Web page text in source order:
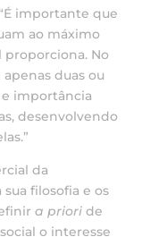
importante que
ao máximo
No
duas ou
importância
desenvolvendo
da
filosofia e os
a priori de
o interesse